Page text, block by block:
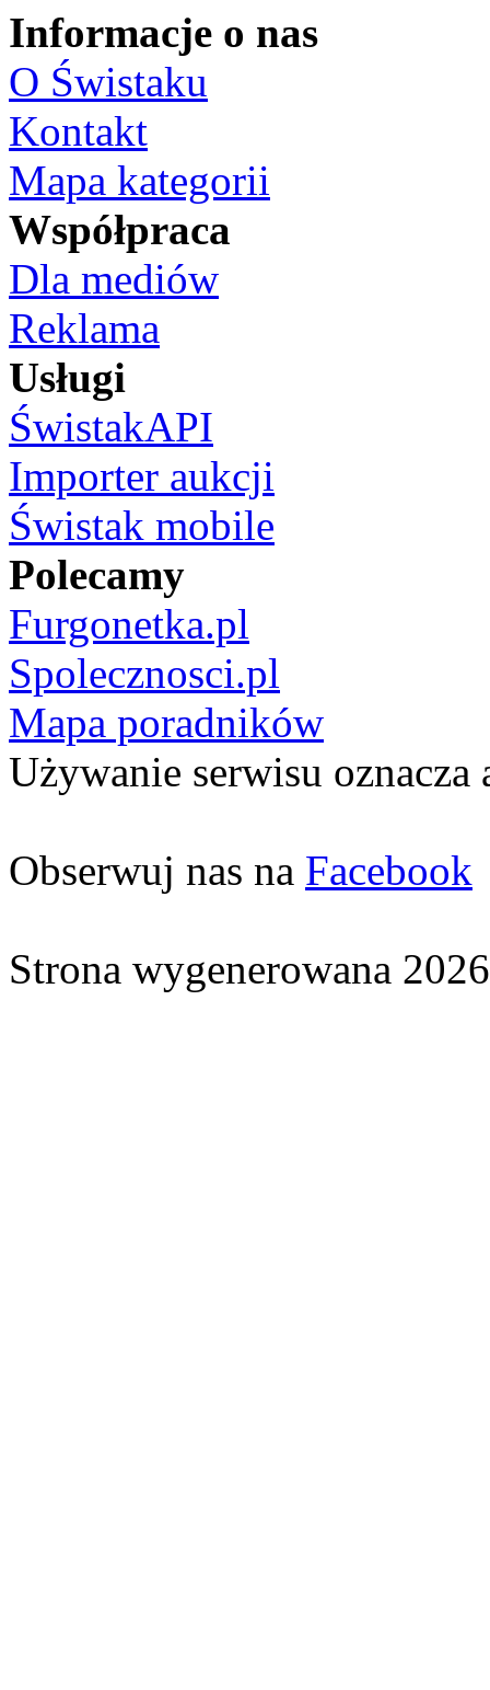
Informacje o nas
O Świstaku
Kontakt
Mapa kategorii
Współpraca
Dla mediów
Reklama
Usługi
ŚwistakAPI
Importer aukcji
Świstak mobile
Polecamy
Furgonetka.pl
Spolecznosci.pl
Mapa poradników
Używanie serwisu oznacza
Obserwuj nas na Facebook
Strona wygenerowana